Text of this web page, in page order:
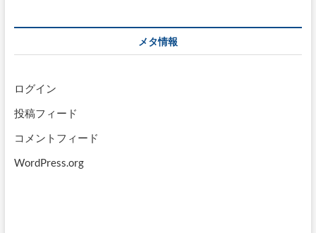
ブ
メタ情報
ログイン
投稿フィード
コメントフィード
WordPress.org